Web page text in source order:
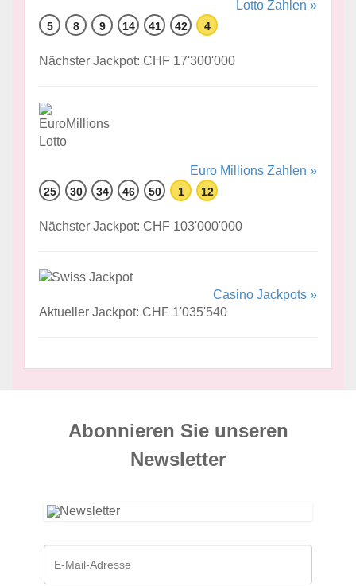
Lotto Zahlen »
5 8 9 14 41 42 4
Nächster Jackpot: CHF 17'300'000
Euro Millions Zahlen »
25 30 34 46 50 1 12
Nächster Jackpot: CHF 103'000'000
Casino Jackpots »
Aktueller Jackpot: CHF 1'035'540
Abonnieren Sie unseren
News­letter